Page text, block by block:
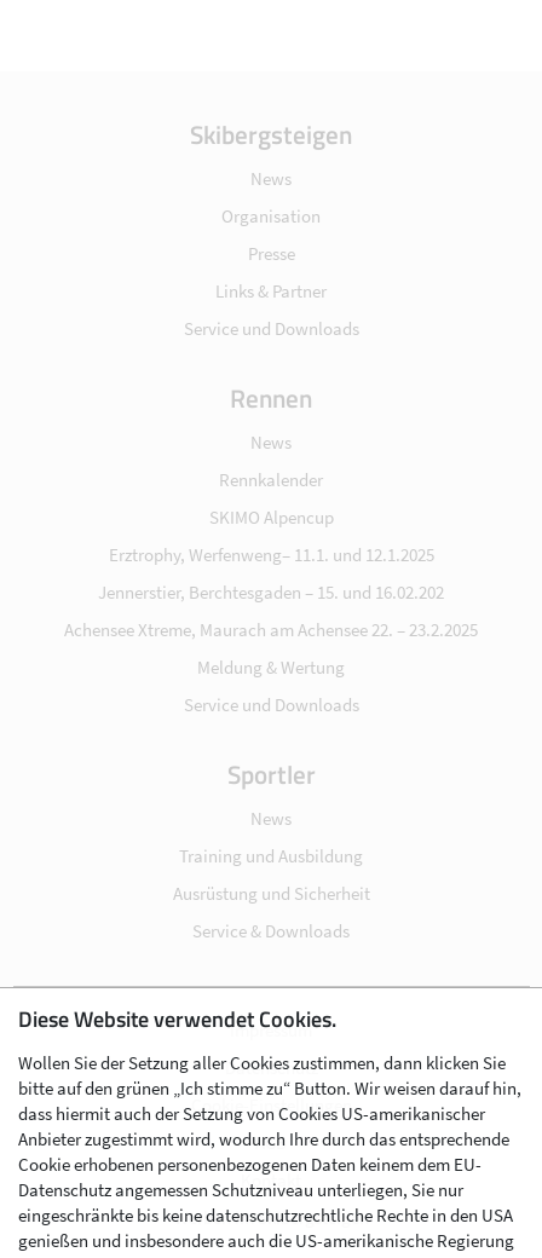
Skibergsteigen
News
Organisation
Presse
Links & Partner
Service und Downloads
Rennen
News
Rennkalender
SKIMO Alpencup
Erztrophy, Werfenweng– 11.1. und 12.1.2025
Jennerstier, Berchtesgaden – 15. und 16.02.202
Achensee Xtreme, Maurach am Achensee 22. – 23.2.2025
Meldung & Wertung
Service und Downloads
Sportler
News
Training und Ausbildung
Ausrüstung und Sicherheit
Service & Downloads
Impressum
Datenschutz
Cookie-Einstellungen
AGB
Kontakt
Werben im Skibergsteigen
Diese Website verwendet Cookies.
Wollen Sie der Setzung aller Cookies zustimmen, dann klicken Sie
bitte auf den grünen „Ich stimme zu“ Button. Wir weisen darauf hin,
dass hiermit auch der Setzung von Cookies US-amerikanischer
Anbieter zugestimmt wird, wodurch Ihre durch das entsprechende
Cookie erhobenen personenbezogenen Daten keinem dem EU-
Datenschutz angemessen Schutzniveau unterliegen, Sie nur
eingeschränkte bis keine datenschutzrechtliche Rechte in den USA
genießen und insbesondere auch die US-amerikanische Regierung